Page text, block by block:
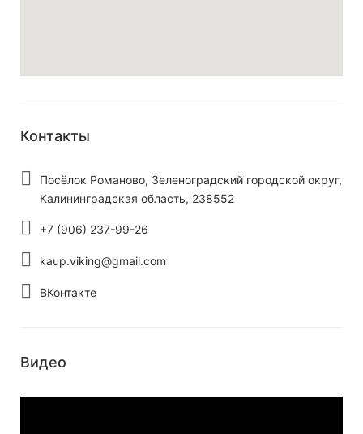
Контакты
Посёлок Романово, Зеленоградский городской округ,
Калининградская область, 238552
+7 (906) 237-99-26
kaup.viking@gmail.com
ВКонтакте
Видео